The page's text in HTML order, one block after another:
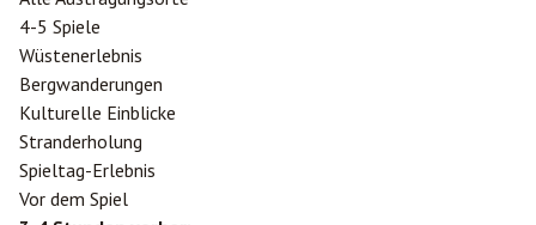
4-5 Spiele
Wüstenerlebnis
Bergwanderungen
Kulturelle Einblicke
Stranderholung
Spieltag-Erlebnis
Vor dem Spiel